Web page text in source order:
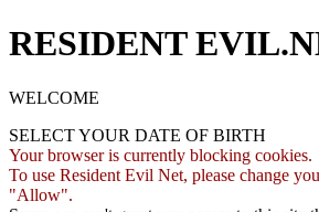
RESIDENT
WELCOME
SELECT YOUR DATE OF BIRTH
Your browser is currently blocking cookies.
To use Resident Evil Net, please change
"Allow".